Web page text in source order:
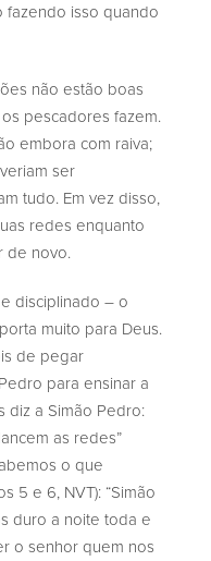
fazendo isso quando
não estão boas
pescadores fazem.
embora com raiva;
ser
tudo. Em vez disso,
redes enquanto
de novo.
disciplinado – o
muito para Deus.
de pegar
para ensinar a
diz a Simão Pedro:
as redes”
o que
5 e 6, NVT): “Simão
duro a noite toda e
o senhor quem nos